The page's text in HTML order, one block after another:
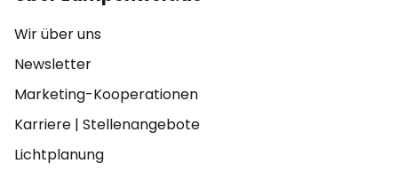
Wir über uns
Newsletter
Marketing-Kooperationen
Karriere | Stellenangebote
Lichtplanung